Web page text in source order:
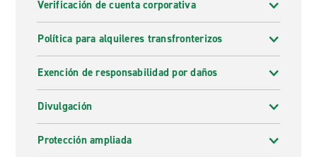
Verificación de cuenta corporativa
Política para alquileres transfronterizos
Exención de responsabilidad por daños
Divulgación
Protección ampliada